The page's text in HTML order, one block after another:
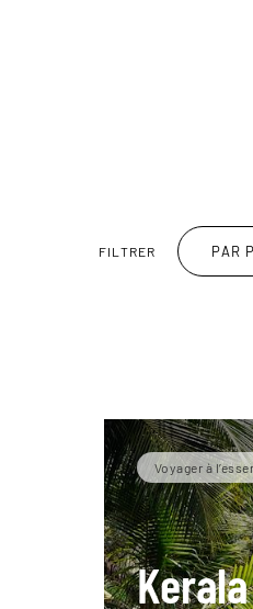
FILTRER PAR
Voyager à